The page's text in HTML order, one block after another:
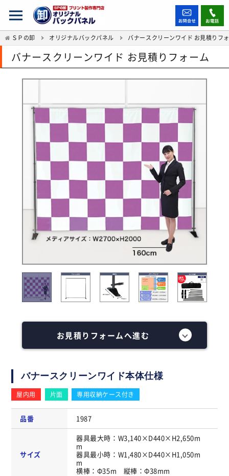
ＳＰの卸 オリジナルバックパネル バナースクリーンワイド お見積りフ
バナースクリーンワイド お見積りフォーム
お見積りフォームへ進む
バナースクリーンワイド本体仕様
屋内用 片面 専用収納ケース付き
品番 1987
サイズ
器具最大時：W3,140×D440×H2,650m
m
器具最小時：W1,480×D440×H1,050m
m
横棒：Φ35m 縦棒：Φ38mm